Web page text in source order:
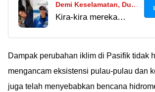
Demi Keselamatan, Dua
Astronaut Yang Terjebak
Bumi Tahun 2025
Kira-kira mereka
pulang ke Bumi?
Ã°ÂÂ¥Âº
Dampak perubahan iklim di Pasifik tidak
mengancam eksistensi pulau-pulau dan
juga telah menyebabkan bencana